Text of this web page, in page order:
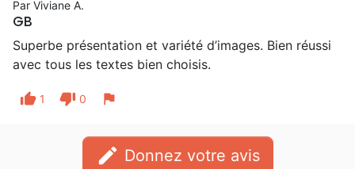
Par Viviane A.
GB
Superbe présentation et variété d’images. Bien réussi
avec tous les textes bien choisis.
thumb_up 1 thumb_down 0 flag
edit Donnez votre avis